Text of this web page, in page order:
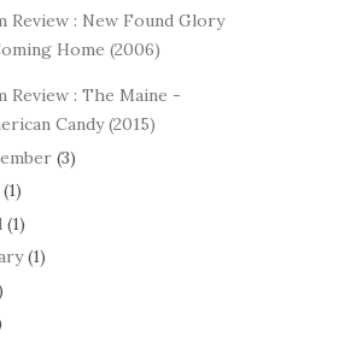
Review : New Found Glory
Home (2006)
Review : The Maine -
Candy (2015)
(3)
(1)
(1)
(1)